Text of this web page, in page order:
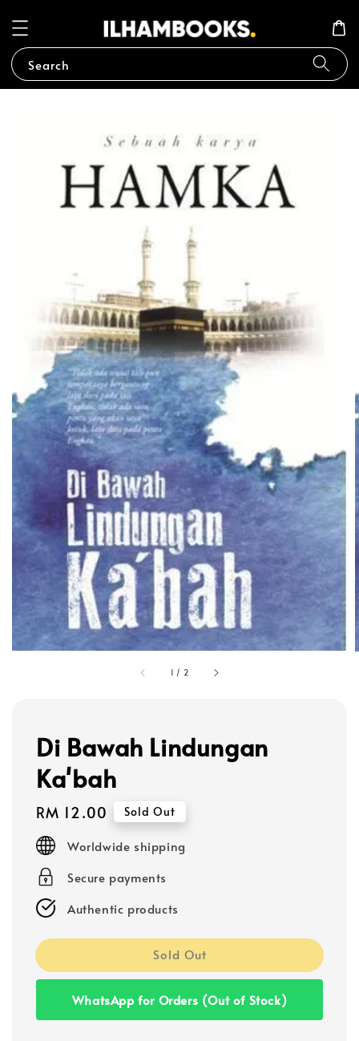
Search
1 / 2
Di Bawah Lindungan
Ka'bah
Regular
price
RM 12.00 Sold Out
Worldwide shipping
Secure payments
Authentic products
Sold Out
WhatsApp for Orders (Out of Stock)